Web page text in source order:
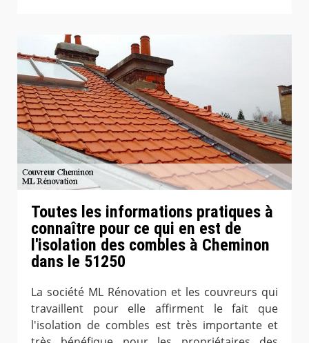
Toutes les informations pratiques à
connaître pour ce qui en est de
l'isolation des combles à Cheminon
dans le 51250
La société ML Rénovation et les couvreurs qui
travaillent pour elle affirment le fait que
l'isolation de combles est très importante et